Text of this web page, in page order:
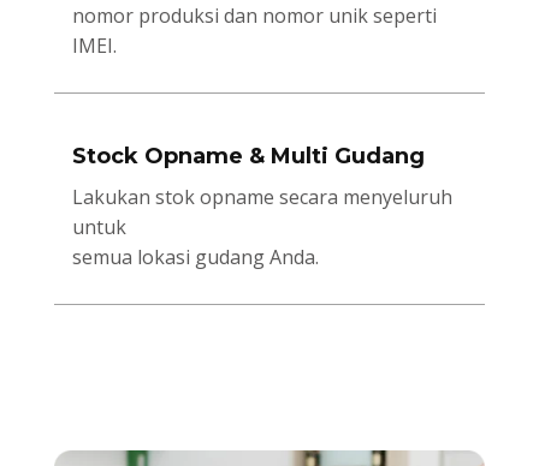
nomor produksi dan nomor unik seperti
IMEI.
Stock Opname & Multi Gudang
Lakukan stok opname secara menyeluruh
untuk
semua lokasi gudang Anda.